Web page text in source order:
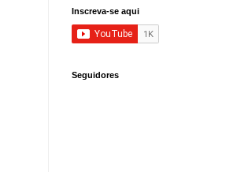
Inscreva-se aqui
Seguidores